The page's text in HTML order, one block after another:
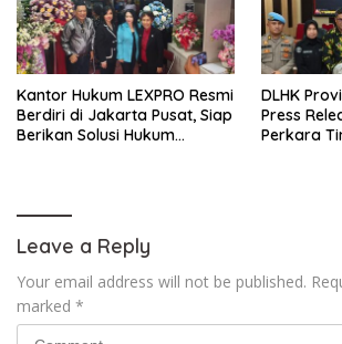
Kantor Hukum LEXPRO Resmi
Berdiri di Jakarta Pusat, Siap
Berikan Solusi Hukum
DLHK
Press
Perkara
Leave a Reply
Your email address will not be published.
marked *